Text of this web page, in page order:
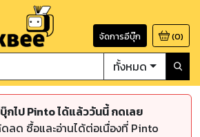
จัดการอีบุ๊ก (0)
ทั้งหมด
กไป Pinto ได้แล้ววันนี้ กดเลย
ลด ซื้อและอ่านได้ต่อเนื่องที่ Pinto